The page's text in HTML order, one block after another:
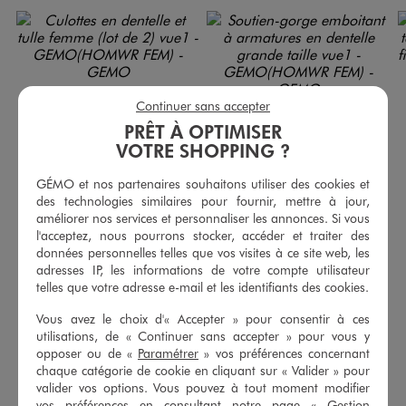
Culottes en dentelle et tulle femme (lot de 2)
9,99 €
4.5/5 de moyenne
(14 avis)
AJOUTER AU PANIER
Soutien-gorge emboitant à armatures en dentelle grande taille
17,99 €
4.5/5 de moyenne
AJOUTER
PRÊT À OPTIMISER
VOTRE SHOPPING ?
GÉMO et nos partenaires souhaitons utiliser des cookies et
des technologies similaires pour fournir, mettre à jour,
améliorer nos services et personnaliser les annonces. Si vous
l'acceptez, nous pourrons stocker, accéder et traiter des
données personnelles telles que vos visites à ce site web, les
adresses IP, les informations de votre compte utilisateur
telles que votre adresse e-mail et les identifiants des cookies.
Vous avez le choix d'« Accepter » pour consentir à ces
utilisations, de « Continuer sans accepter » pour vous y
opposer ou de « Paramétrer » vos préférences concernant
chaque catégorie de cookie en cliquant sur « Valider » pour
valider vos options. Vous pouvez à tout moment modifier
Continuer sans accepter